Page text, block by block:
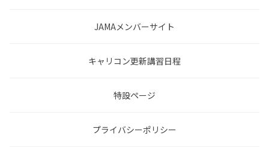
JAMAメンバーサイト
キャリコン更新講習日程
特設ページ
プライバシーポリシー